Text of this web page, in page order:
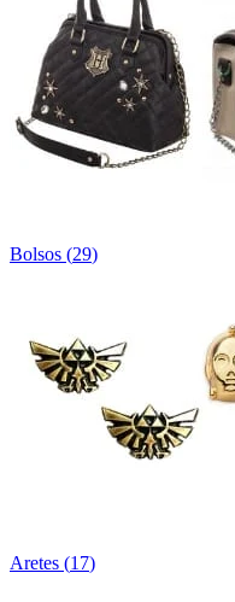
Bolsos (29)
Aretes (17)